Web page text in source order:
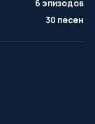
6 эпизодов
30 песен